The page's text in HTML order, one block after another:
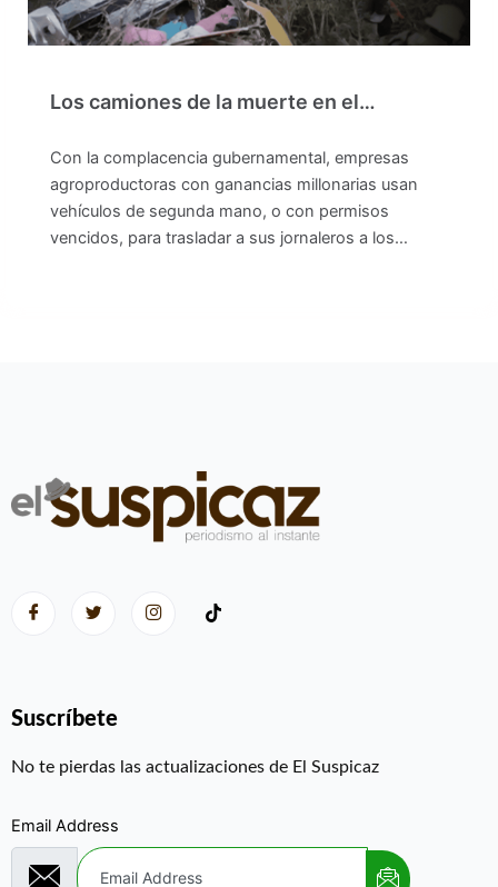
Los camiones de la muerte en el…
Con la complacencia gubernamental, empresas
agroproductoras con ganancias millonarias usan
vehículos de segunda mano, o con permisos
vencidos, para trasladar a sus jornaleros a los…
Suscríbete
No te pierdas las actualizaciones de El Suspicaz
Email Address